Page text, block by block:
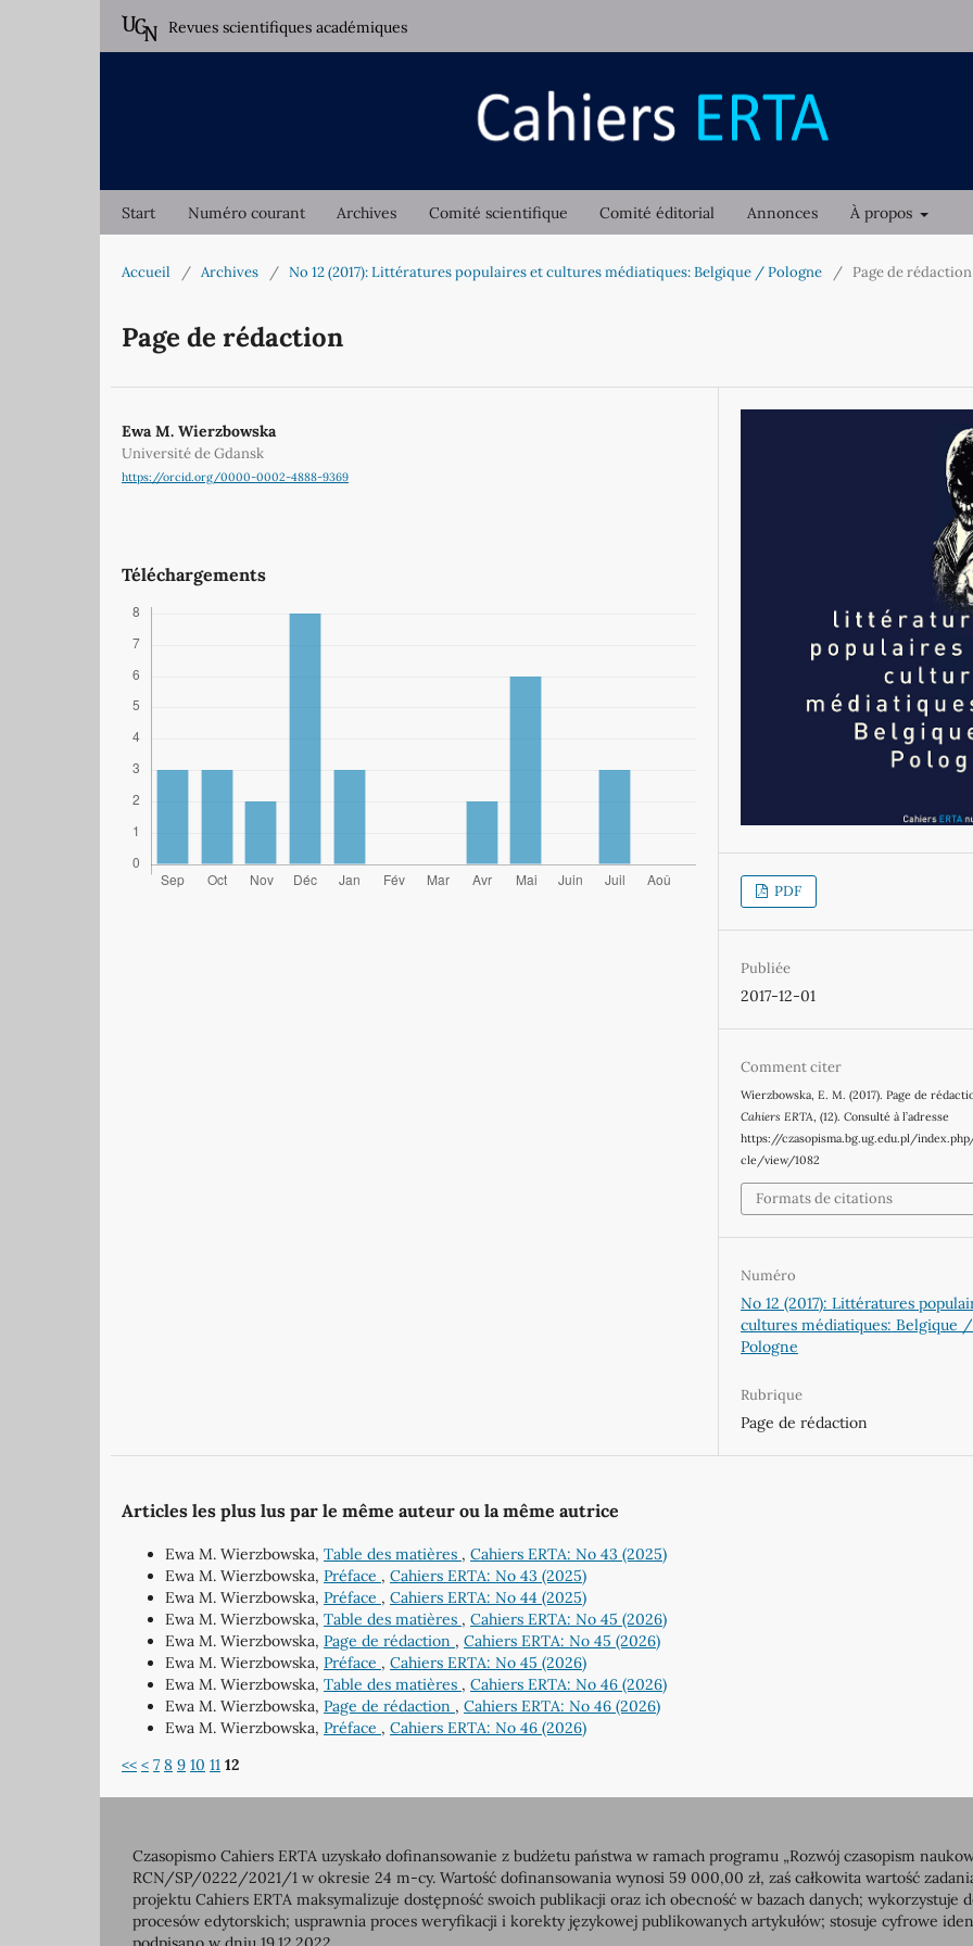
Start Numéro courant Archives Comité scientifique Comité éditorial Annonces À propos
Revues scientifiques académiques
Accueil / Archives / No 12 (2017): Littératures populaires et cultures médiatiques: Belgique / Pologne / Page de rédaction
Page de rédaction
Ewa M. Wierzbowska
Université de Gdansk
https://orcid.org/0000-0002-4888-9369
Téléchargements
PDF
Publiée
2017-12-01
Comment citer
Wierzbowska, E. M. (2017). Page de
Cahiers ERTA, (12). Consulté à l’adresse
https://czasopisma.bg.ug.edu.pl/
cle/view/1082
Formats de citations
Numéro
No 12 (2017): Littératures
cultures médiatiques: Belgique /
Pologne
Rubrique
Page de rédaction
Articles les plus lus par le même auteur ou la même autrice
Ewa M. Wierzbowska, Table des matières , Cahiers ERTA: No 43 (2025)
Ewa M. Wierzbowska, Préface , Cahiers ERTA: No 43 (2025)
Ewa M. Wierzbowska, Préface , Cahiers ERTA: No 44 (2025)
Ewa M. Wierzbowska, Table des matières , Cahiers ERTA: No 45 (2026)
Ewa M. Wierzbowska, Page de rédaction , Cahiers ERTA: No 45 (2026)
Ewa M. Wierzbowska, Préface , Cahiers ERTA: No 45 (2026)
Ewa M. Wierzbowska, Table des matières , Cahiers ERTA: No 46 (2026)
Ewa M. Wierzbowska, Page de rédaction , Cahiers ERTA: No 46 (2026)
Ewa M. Wierzbowska, Préface , Cahiers ERTA: No 46 (2026)
<< < 7 8 9 10 11 12
Czasopismo Cahiers ERTA uzyskało dofinansowanie z budżetu państwa w ramach programu „Rozwój czasopism
RCN/SP/0222/2021/1 w okresie 24 m-cy. Wartość dofinansowania wynosi 59 000,00 zł, zaś całkowita wartość
projektu Cahiers ERTA maksymalizuje dostępność swoich publikacji oraz ich obecność w bazach danych;
procesów edytorskich; usprawnia proces weryfikacji i korekty językowej publikowanych artykułów; stosuje cyfrowe